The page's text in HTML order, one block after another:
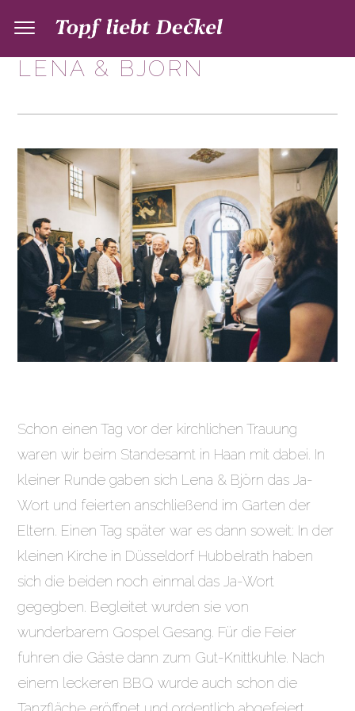
LENA & BJÖRN
Schon einen Tag vor der kirchlichen Trauung
waren wir beim Standesamt in Haan mit dabei. In
kleiner Runde gaben sich Lena & Björn das Ja-
Wort und feierten anschließend im Garten der
Eltern. Einen Tag später war es dann soweit: In der
kleinen Kirche in Düsseldorf Hubbelrath haben
sich die beiden noch einmal das Ja-Wort
gegegben. Begleitet wurden sie von
wunderbarem Gospel Gesang. Für die Feier
fuhren die Gäste dann zum Gut-Knittkuhle. Nach
einem leckeren BBQ wurde auch schon die